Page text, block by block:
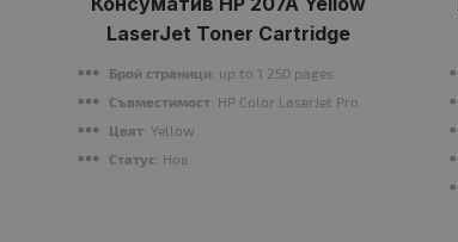
LaserJet Toner Cartridge
Брой страници: up to 1 250 pages
Съвместимост: HP Color LaserJet Pro M255, Color
Цвят: Yellow
Статус: Нов